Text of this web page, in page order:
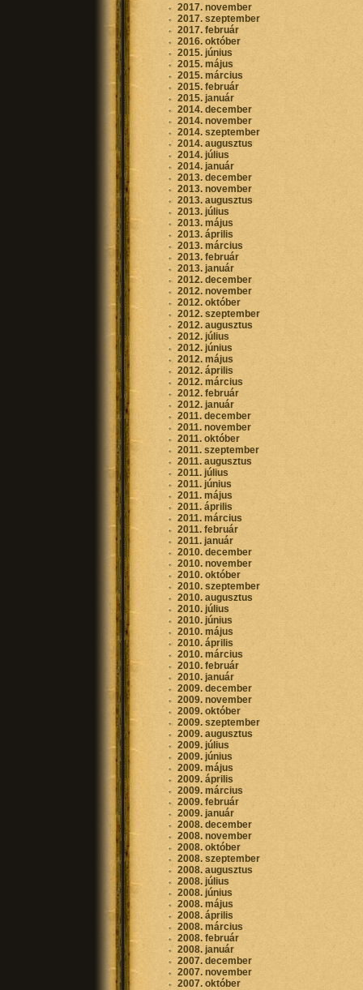
2017. november
2017. szeptember
2017. február
2016. október
2015. június
2015. május
2015. március
2015. február
2015. január
2014. december
2014. november
2014. szeptember
2014. augusztus
2014. július
2014. január
2013. december
2013. november
2013. augusztus
2013. július
2013. május
2013. április
2013. március
2013. február
2013. január
2012. december
2012. november
2012. október
2012. szeptember
2012. augusztus
2012. július
2012. június
2012. május
2012. április
2012. március
2012. február
2012. január
2011. december
2011. november
2011. október
2011. szeptember
2011. augusztus
2011. július
2011. június
2011. május
2011. április
2011. március
2011. február
2011. január
2010. december
2010. november
2010. október
2010. szeptember
2010. augusztus
2010. július
2010. június
2010. május
2010. április
2010. március
2010. február
2010. január
2009. december
2009. november
2009. október
2009. szeptember
2009. augusztus
2009. július
2009. június
2009. május
2009. április
2009. március
2009. február
2009. január
2008. december
2008. november
2008. október
2008. szeptember
2008. augusztus
2008. július
2008. június
2008. május
2008. április
2008. március
2008. február
2008. január
2007. december
2007. november
2007. október